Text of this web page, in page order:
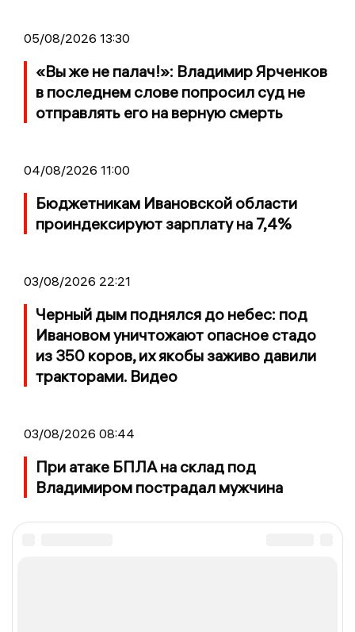
05/08/2026 13:30
«Вы же не палач!»: Владимир Ярченков
в последнем слове попросил суд не
отправлять его на верную смерть
04/08/2026 11:00
Бюджетникам Ивановской области
проиндексируют зарплату на 7,4%
03/08/2026 22:21
Черный дым поднялся до небес: под
Ивановом уничтожают опасное стадо
из 350 коров, их якобы заживо давили
тракторами. Видео
03/08/2026 08:44
При атаке БПЛА на склад под
Владимиром пострадал мужчина